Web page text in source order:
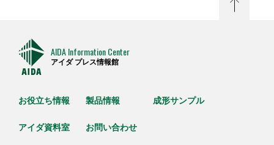
AIDA Information Center
アイダ プレス情報館
お役立ち情報 製品情報 成形サンプル
アイダ資料室 お問い合わせ